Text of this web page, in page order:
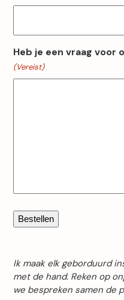
Heb je een vraag voor
(Vereist)
Bestellen
Ik maak elk geborduurd
met de hand. Reken op
we bespreken samen de